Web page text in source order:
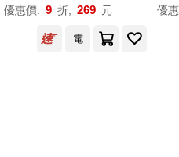
優惠價: 9 折, 269 元
優
電